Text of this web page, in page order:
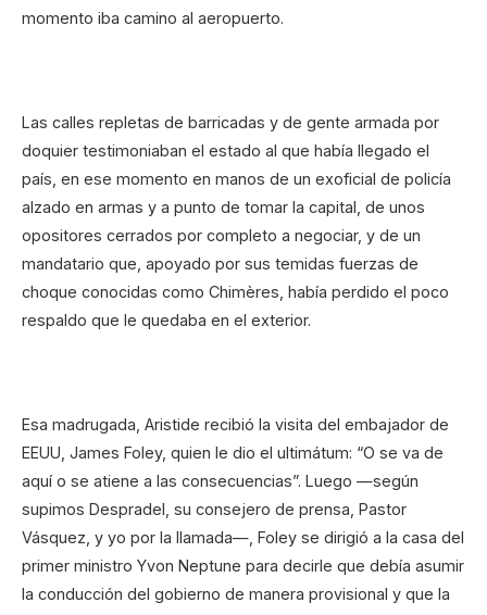
momento iba camino al aeropuerto.
Las calles repletas de barricadas y de gente armada por
doquier testimoniaban el estado al que había llegado el
país, en ese momento en manos de un exoficial de policía
alzado en armas y a punto de tomar la capital, de unos
opositores cerrados por completo a negociar, y de un
mandatario que, apoyado por sus temidas fuerzas de
choque conocidas como Chimères, había perdido el poco
respaldo que le quedaba en el exterior.
Esa madrugada, Aristide recibió la visita del embajador de
EEUU, James Foley, quien le dio el ultimátum: “O se va de
aquí o se atiene a las consecuencias”. Luego —según
supimos Despradel, su consejero de prensa, Pastor
Vásquez, y yo por la llamada—, Foley se dirigió a la casa del
primer ministro Yvon Neptune para decirle que debía asumir
la conducción del gobierno de manera provisional y que la